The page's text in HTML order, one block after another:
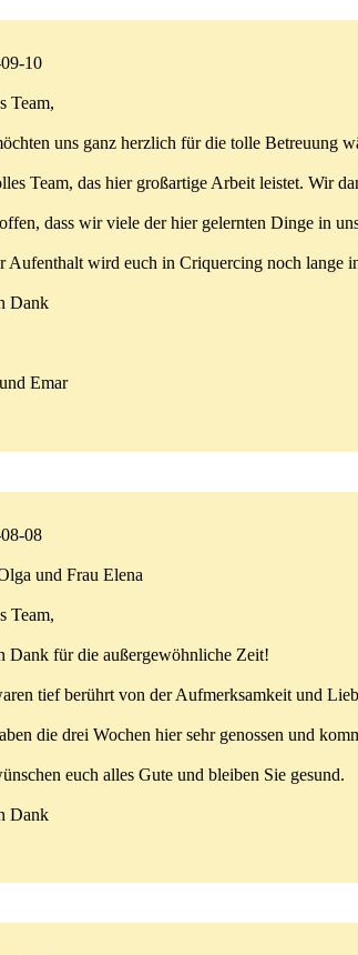
10
Team,
uns ganz herzlich für die tolle Betreuung
Team, das hier großartige Arbeit leistet. Wir
dass wir viele der hier gelernten Dinge in
Aufenthalt wird euch in Criquercing noch lange
Dank
Emar
08
und Frau Elena
Team,
Dank für die außergewöhnliche Zeit!
tief berührt von der Aufmerksamkeit und
die drei Wochen hier sehr genossen und
euch alles Gute und bleiben Sie gesund.
Dank